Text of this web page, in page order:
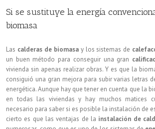
Si se sustituye la energía
biomasa
Las calderas de biomasay los sistemas de
un buen método para conseguir una gran
vivienda sin apenas realizar obras. Y es que la
consiguió una gran mejora para subir varias letras
energética. Aunque hay que tener en cuenta que la
en todas las viviendas y hay muchos matices
necesario para saber si es posible la instalación de
cierto es que las ventajas de la instalación de